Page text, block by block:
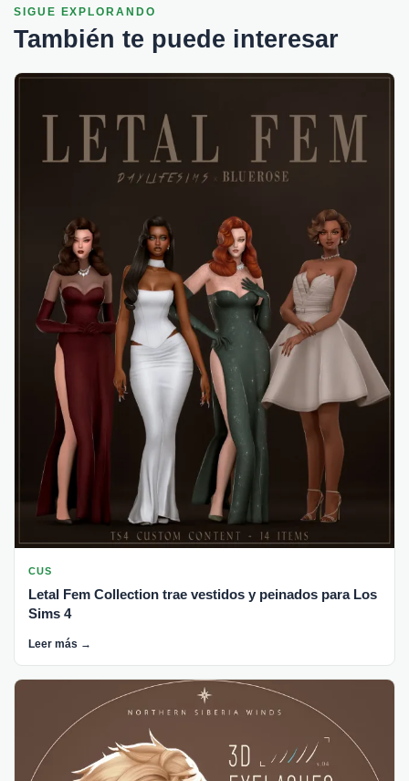
SIGUE EXPLORANDO
También te puede interesar
CUS
Letal Fem Collection trae vestidos y peinados para Los
Sims 4
Leer más →